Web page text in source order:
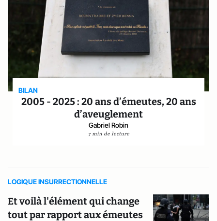
BILAN
2005 - 2025 : 20 ans d’émeutes, 20 ans
d’aveuglement
Gabriel Robin
7 min de lecture
LOGIQUE INSURRECTIONNELLE
Et voilà l'élément qui change
tout par rapport aux émeutes